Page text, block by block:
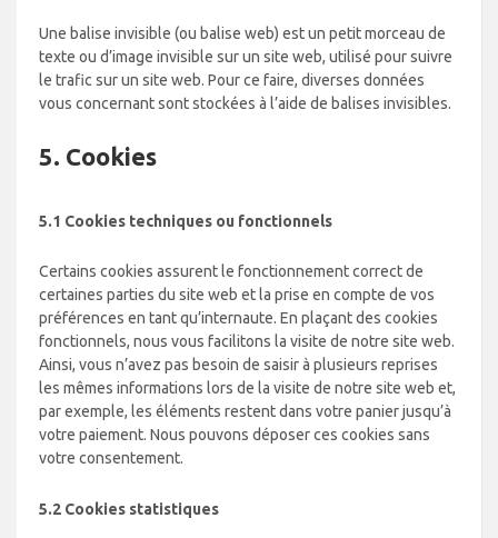
Une balise invisible (ou balise web) est un petit morceau de
texte ou d’image invisible sur un site web, utilisé pour suivre
le trafic sur un site web. Pour ce faire, diverses données
vous concernant sont stockées à l’aide de balises invisibles.
5. Cookies
5.1 Cookies techniques ou fonctionnels
Certains cookies assurent le fonctionnement correct de
certaines parties du site web et la prise en compte de vos
préférences en tant qu’internaute. En plaçant des cookies
fonctionnels, nous vous facilitons la visite de notre site web.
Ainsi, vous n’avez pas besoin de saisir à plusieurs reprises
les mêmes informations lors de la visite de notre site web et,
par exemple, les éléments restent dans votre panier jusqu’à
votre paiement. Nous pouvons déposer ces cookies sans
votre consentement.
5.2 Cookies statistiques